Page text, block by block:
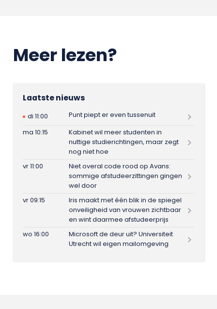
Meer lezen?
Laatste nieuws
di 11:00
Punt piept er even tussenuit
ma 10:15
Kabinet wil meer studenten in
nuttige studierichtingen, maar zegt
nog niet hoe
vr 11:00
Niet overal code rood op Avans:
sommige afstudeerzittingen gingen
wel door
vr 09:15
Iris maakt met één blik in de spiegel
onveiligheid van vrouwen zichtbaar
en wint daarmee afstudeerprijs
wo 16:00
Microsoft de deur uit? Universiteit
Utrecht wil eigen mailomgeving